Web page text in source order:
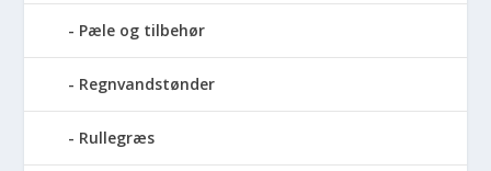
Pæle og tilbehør
Regnvandstønder
Rullegræs